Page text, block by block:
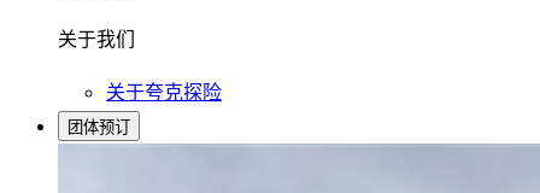
关于我们
关于夸克探险
团体预订